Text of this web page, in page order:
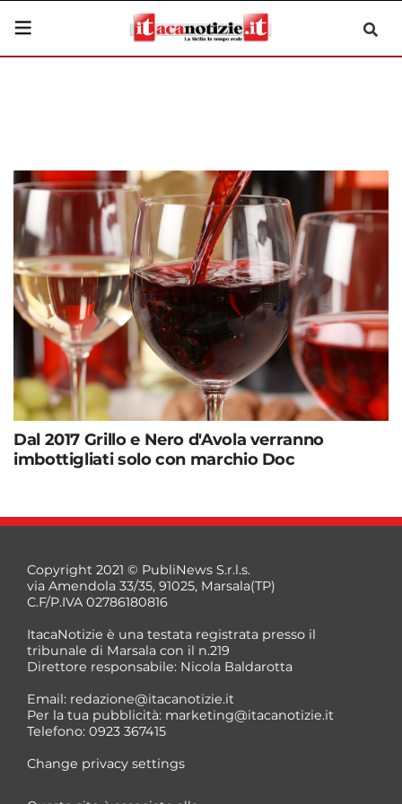
Dal 2017 Grillo e Nero d'Avola verranno
imbottigliati solo con marchio Doc
Copyright 2021 © PubliNews S.r.l.s.
via Amendola 33/35, 91025, Marsala(TP)
C.F/P.IVA 02786180816
ItacaNotizie è una testata registrata presso il
tribunale di Marsala con il n.219
Direttore responsabile: Nicola Baldarotta
Email: redazione@itacanotizie.it
Per la tua pubblicità: marketing@itacanotizie.it
Telefono: 0923 367415
Change privacy settings